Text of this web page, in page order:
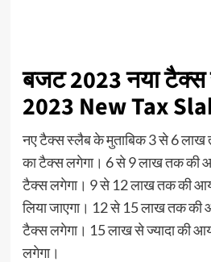
बजट 2023 नया
2023 New Tax
नए टैक्स स्लैब के मुताबिक 3 से 6
का टैक्स लगेगा। 6 से 9 लाख तक की
टैक्स लगेगा। 9 से 12 लाख तक की
लिया जाएगा। 12 से 15 लाख तक की
टैक्स लगेगा। 15 लाख से ज्यादा की
लगेगा।